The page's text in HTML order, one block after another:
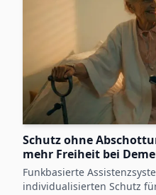
Schutz ohne
mehr Freiheit bei
Funkbasierte
individualisierten Schutz